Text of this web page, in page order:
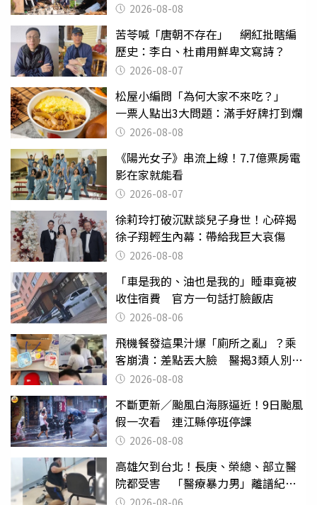
2026-08-08
苦苓喊「唐朝不存在」 網紅批瞎編
歷史：李白、杜甫用鮮卑文寫詩？
2026-08-07
松屋小編問「為何大家不來吃？」
一票人點出3大問題：滿手好牌打到爛
2026-08-08
《陽光女子》串流上線！7.7億票房電
影在家就能看
2026-08-07
徐莉玲打破沉默談兒子身世！心碎揭
徐子翔輕生內幕：帶給我巨大哀傷
2026-08-08
「車是我的、油也是我的」睡車竟被
收住宿費 官方一句話打臉飯店
2026-08-06
飛機餐發這果汁爆「廁所之亂」？乘
客崩潰：差點丟大臉 醫揭3類人別亂
喝 2026-08-08
不斷更新／颱風白海豚逼近！9日颱風
假一次看 連江縣停班停課
2026-08-08
高雄欠到台北！長庚、榮總、部立醫
院都受害 「醫療暴力男」離譜紀錄
曝光2026-08-06